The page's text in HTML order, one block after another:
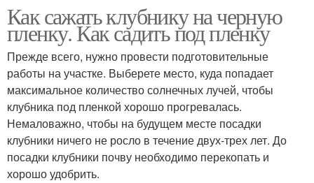
Как сажать клубнику на черную
пленку. Как садить под пленку
Прежде всего, нужно провести подготовительные
работы на участке. Выберете место, куда попадает
максимальное количество солнечных лучей, чтобы
клубника под пленкой хорошо прогревалась.
Немаловажно, чтобы на будущем месте посадки
клубники ничего не росло в течение двух-трех лет. До
посадки клубники почву необходимо перекопать и
хорошо удобрить.